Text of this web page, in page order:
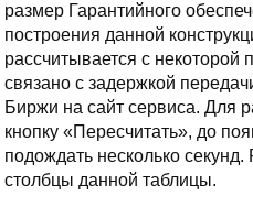
размер Гарантийного
построения данной
рассчитывается с некоторой
связано с задержкой
Биржи на сайт сервиса. Для
кнопку «Пересчитать», до
подождать несколько
столбцы данной таблицы.